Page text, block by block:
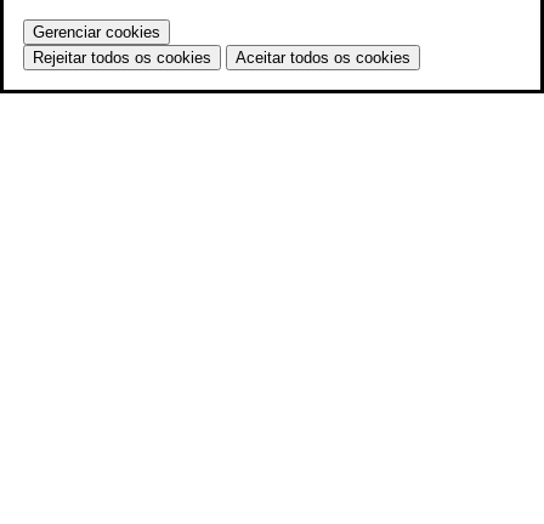
Gerenciar cookies
Rejeitar todos os cookies
Aceitar todos os cookies